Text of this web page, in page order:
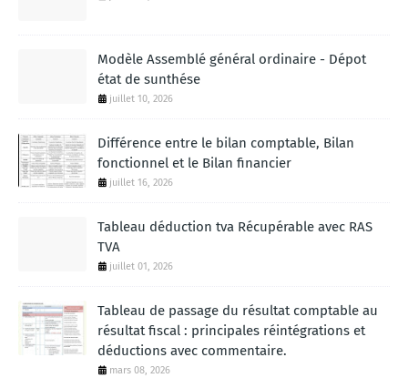
Modèle Assemblé général ordinaire - Dépot
état de sunthése
juillet 10, 2026
Différence entre le bilan comptable, Bilan
fonctionnel et le Bilan financier
juillet 16, 2026
Tableau déduction tva Récupérable avec RAS
TVA
juillet 01, 2026
Tableau de passage du résultat comptable au
résultat fiscal : principales réintégrations et
déductions avec commentaire.
mars 08, 2026